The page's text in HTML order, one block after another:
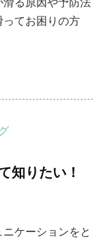
ってお困りの方
知りたい！
ケーションをと